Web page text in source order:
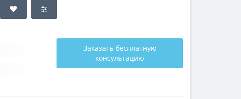
Заказать бесплатную
консультацию